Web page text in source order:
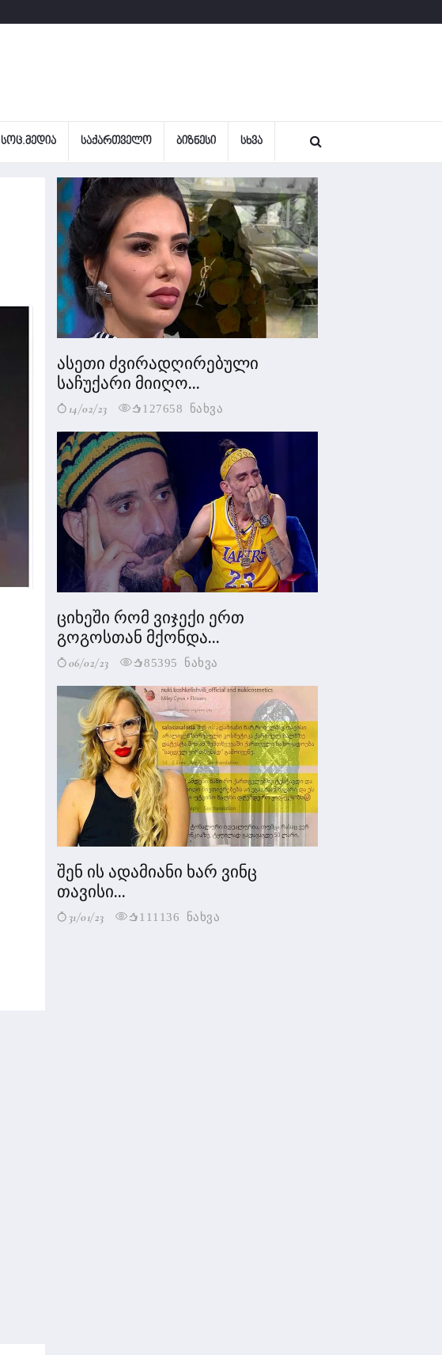
ᲡᲝᲪ.ᲛᲔᲓᲘᲐ ᲡᲐᲥᲐᲠᲗᲕᲔᲚᲝ ᲑᲘᲖᲜᲔᲡᲘ ᲡᲮᲕᲐ
ასეთი ძვირადღირებული
საჩუქარი მიიღო...
14/02/23 127658 ნახვა
ციხეში რომ ვიჯექი ერთ
გოგოსთან მქონდა...
06/02/23 85395 ნახვა
შენ ის ადამიანი ხარ ვინც
თავისი...
31/01/23 111136 ნახვა